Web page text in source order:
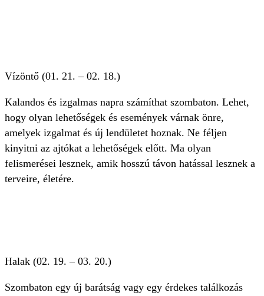
Vízöntő (01. 21. – 02. 18.)
Kalandos és izgalmas napra számíthat szombaton. Lehet,
hogy olyan lehetőségek és események várnak önre,
amelyek izgalmat és új lendületet hoznak. Ne féljen
kinyitni az ajtókat a lehetőségek előtt. Ma olyan
felismerései lesznek, amik hosszú távon hatással lesznek a
terveire, életére.
Halak (02. 19. – 03. 20.)
Szombaton egy új barátság vagy egy érdekes találkozás